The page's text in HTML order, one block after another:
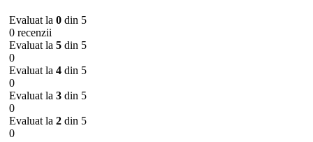
Evaluat la 0 din 5
0 recenzii
Evaluat la 5 din 5
0
Evaluat la 4 din 5
0
Evaluat la 3 din 5
0
Evaluat la 2 din 5
0